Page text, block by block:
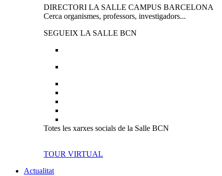
DIRECTORI LA SALLE CAMPUS BARCELONA
Cerca organismes, professors, investigadors...
SEGUEIX LA SALLE BCN
Totes les xarxes socials de la Salle BCN
TOUR VIRTUAL
Actualitat